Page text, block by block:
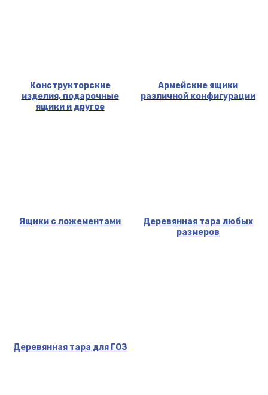
Конструкторские
изделия, подарочные
ящики и другое
Армейские ящики
различной конфигурации
Ящики с ложементами
Деревянная тара любых
размеров
Деревянная тара для ГОЗ